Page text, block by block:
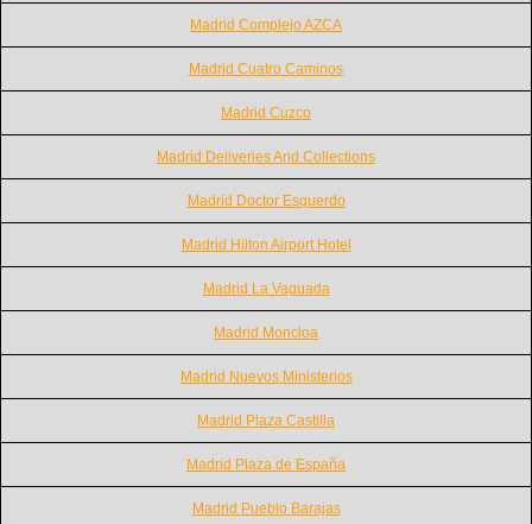
Madrid Complejo AZCA
Madrid Cuatro Caminos
Madrid Cuzco
Madrid Deliveries And Collections
Madrid Doctor Esquerdo
Madrid Hilton Airport Hotel
Madrid La Vaguada
Madrid Moncloa
Madrid Nuevos Ministerios
Madrid Plaza Castilla
Madrid Plaza de España
Madrid Pueblo Barajas